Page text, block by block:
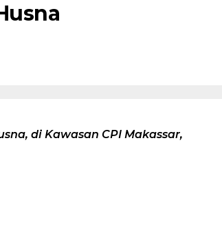
di Kawasan CPI Makassar,